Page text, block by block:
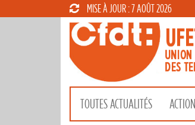
MISE À JOUR : 7 AOÛT 2026
TOUTES ACTUALITÉS ACTION